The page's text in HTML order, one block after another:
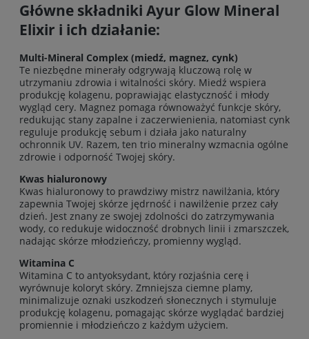
Główne składniki Ayur Glow Mineral
Elixir i ich działanie:
Multi-Mineral Complex (miedź, magnez, cynk)
Te niezbędne minerały odgrywają kluczową rolę w
utrzymaniu zdrowia i witalności skóry. Miedź wspiera
produkcję kolagenu, poprawiając elastyczność i młody
wygląd cery. Magnez pomaga równoważyć funkcje skóry,
redukując stany zapalne i zaczerwienienia, natomiast cynk
reguluje produkcję sebum i działa jako naturalny
ochronnik UV. Razem, ten trio mineralny wzmacnia ogólne
zdrowie i odporność Twojej skóry.
Kwas hialuronowy
Kwas hialuronowy to prawdziwy mistrz nawilżania, który
zapewnia Twojej skórze jędrność i nawilżenie przez cały
dzień. Jest znany ze swojej zdolności do zatrzymywania
wody, co redukuje widoczność drobnych linii i zmarszczek,
nadając skórze młodzieńczy, promienny wygląd.
Witamina C
Witamina C to antyoksydant, który rozjaśnia cerę i
wyrównuje koloryt skóry. Zmniejsza ciemne plamy,
minimalizuje oznaki uszkodzeń słonecznych i stymuluje
produkcję kolagenu, pomagając skórze wyglądać bardziej
promiennie i młodzieńczo z każdym użyciem.